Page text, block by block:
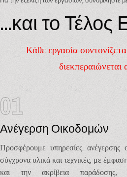
...και το
Κάθε εργασία
διεκπεραιώνεται
01
Ανέγερση Οικοδομών
Προσφέρουμε υπηρεσίες ανέγερσης
σύγχρονα υλικά και τεχνικές, με
και την ακρίβεια παράδοσης,